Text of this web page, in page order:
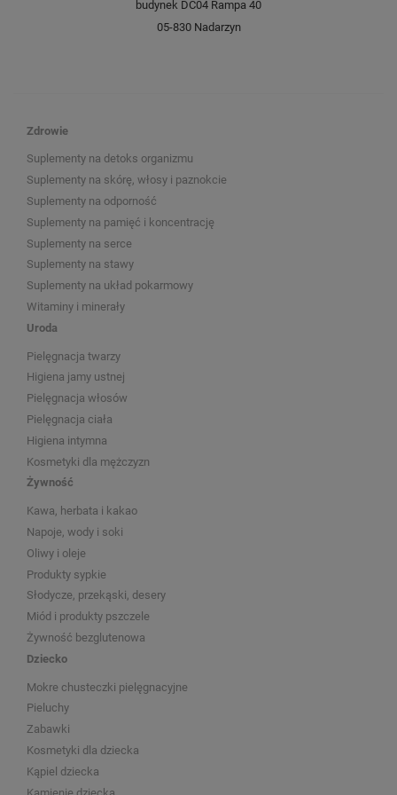
budynek DC04 Rampa 40
05-830 Nadarzyn
Zdrowie
Suplementy na detoks organizmu
Suplementy na skórę, włosy i paznokcie
Suplementy na odporność
Suplementy na pamięć i koncentrację
Suplementy na serce
Suplementy na stawy
Suplementy na układ pokarmowy
Witaminy i minerały
Uroda
Pielęgnacja twarzy
Higiena jamy ustnej
Pielęgnacja włosów
Pielęgnacja ciała
Higiena intymna
Kosmetyki dla mężczyzn
Żywność
Kawa, herbata i kakao
Napoje, wody i soki
Oliwy i oleje
Produkty sypkie
Słodycze, przekąski, desery
Miód i produkty pszczele
Żywność bezglutenowa
Dziecko
Mokre chusteczki pielęgnacyjne
Pieluchy
Zabawki
Kosmetyki dla dziecka
Kąpiel dziecka